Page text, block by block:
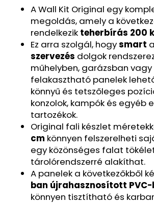
A Wall Kit Original egy
megoldás, amely a
rendelkezik teherbírás 200
Ez arra szolgál, hogysmart a
szervezés dolgok
műhelyben, garázsban vagy
felakasztható panelek
könnyű és tetszőleges
konzolok, kampók és egyéb
tartozékok.
Original fali készlet
cm könnyen felszerelheti
egy közönséges falat
tárolórendszerré alakíthat.
A panelek a következőkből
ban újrahasznosított PVC-
könnyen tisztítható és
219